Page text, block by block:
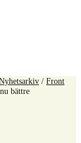
/ Front
bättre